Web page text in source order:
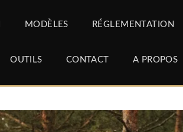
MODÈLES RÉGLEMENTATION
OUTILS CONTACT A PROPOS